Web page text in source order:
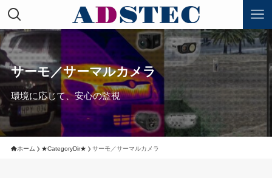
サーモ／サーマルカメラ
環境に応じて、安心の監視
ホーム ★CategoryDir★ サーモ／サーマルカメラ